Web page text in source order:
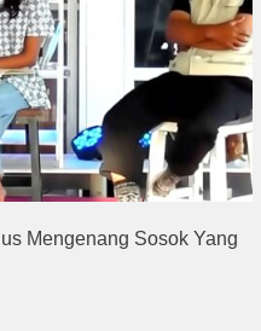
Mengenang Sosok Yang